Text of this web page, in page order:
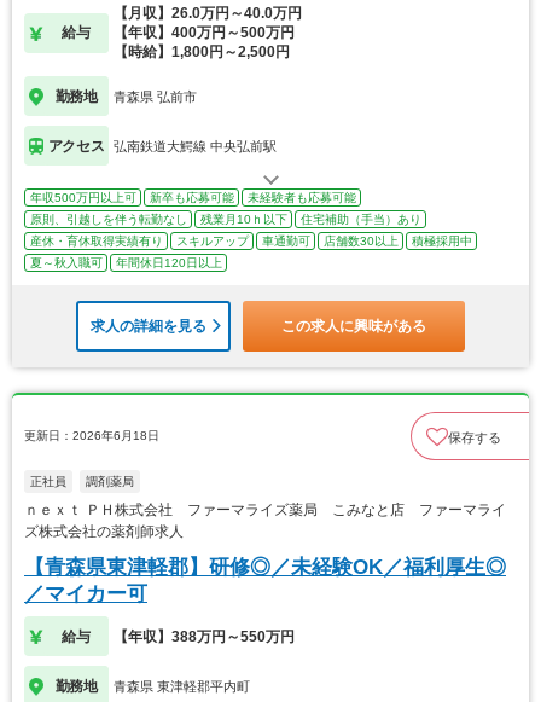
給与
【月収】26.0万円～40.0万円
【年収】400万円～500万円
【時給】1,800円～2,500円
勤務地 青森県 弘前市
アクセス 弘南鉄道大鰐線 中央弘前駅
年収500万円以上可 新卒も応募可能
未経験者も応募可能
原則、引越しを伴う転勤なし
残業月10ｈ以下
住宅補助（手当）あり
産休・育休取得実績有り
スキルアップ 車通勤可 店舗数30以上
積極採用中
夏～秋入職可
年間休日120日以上
求人の詳細を見る この求人に興味がある
更新日：2026年6月18日 保存する
正社員 調剤薬局
ｎｅｘｔ ＰＨ株式会社 ファーマライズ薬局 こみなと店 ファーマライ
ズ株式会社の薬剤師求人
【青森県東津軽郡】研修◎／未経験OK／福利厚生◎
／マイカー可
給与 【年収】388万円～550万円
勤務地 青森県 東津軽郡平内町